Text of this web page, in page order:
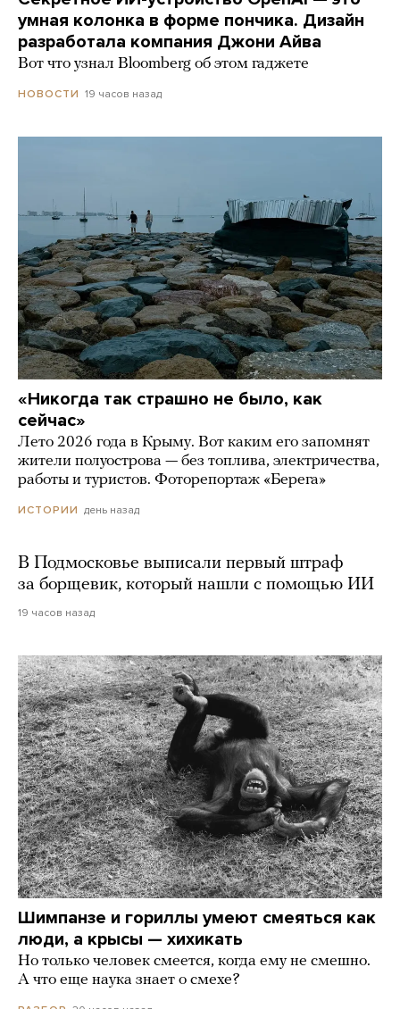
умная колонка в форме пончика. Дизайн
разработала компания Джони Айва
Вот что узнал Bloomberg об этом гаджете
НОВОСТИ 19 часов назад
«Никогда так страшно не было, как
сейчас»
Лето 2026 года в Крыму. Вот каким его запомнят
жители полуострова — без топлива, электричества,
работы и туристов. Фоторепортаж «Берега»
ИСТОРИИ день назад
В Подмосковье выписали первый штраф
за борщевик, который нашли с помощью ИИ
19 часов назад
Шимпанзе и гориллы умеют смеяться как
люди, а крысы — хихикать
Но только человек смеется, когда ему не смешно.
А что еще наука знает о смехе?